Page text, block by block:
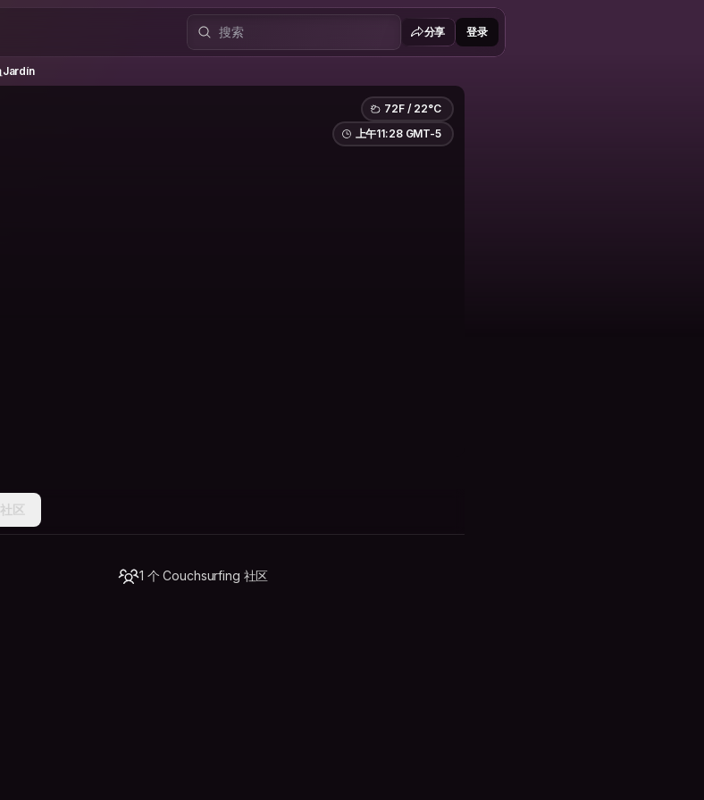
分享 登录
Jardín
72F / 22°C
上午11:28 GMT-5
社区
1 个 Couchsurfing 社区